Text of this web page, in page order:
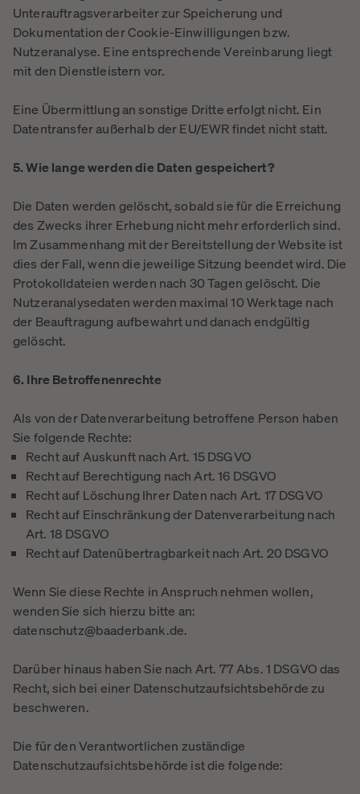
Unterauftragsverarbeiter zur Speicherung und
Dokumentation der Cookie-Einwilligungen bzw.
Nutzeranalyse. Eine entsprechende Vereinbarung liegt
mit den Dienstleistern vor.
Eine Übermittlung an sonstige Dritte erfolgt nicht. Ein
Datentransfer außerhalb der EU/EWR findet nicht statt.
5. Wie lange werden die Daten gespeichert?
Die Daten werden gelöscht, sobald sie für die Erreichung
des Zwecks ihrer Erhebung nicht mehr erforderlich sind.
Im Zusammenhang mit der Bereitstellung der Website ist
dies der Fall, wenn die jeweilige Sitzung beendet wird. Die
Protokolldateien werden nach 30 Tagen gelöscht. Die
Nutzeranalysedaten werden maximal 10 Werktage nach
der Beauftragung aufbewahrt und danach endgültig
gelöscht.
6. Ihre Betroffenenrechte
Als von der Datenverarbeitung betroffene Person haben
Sie folgende Rechte:
Recht auf Auskunft nach Art. 15 DSGVO
Recht auf Berechtigung nach Art. 16 DSGVO
Recht auf Löschung Ihrer Daten nach Art. 17 DSGVO
Recht auf Einschränkung der Datenverarbeitung nach
Art. 18 DSGVO
Recht auf Datenübertragbarkeit nach Art. 20 DSGVO
Wenn Sie diese Rechte in Anspruch nehmen wollen,
wenden Sie sich hierzu bitte an:
datenschutz@baaderbank.de.
Darüber hinaus haben Sie nach Art. 77 Abs. 1 DSGVO das
Recht, sich bei einer Datenschutzaufsichtsbehörde zu
beschweren.
Die für den Verantwortlichen zuständige
Datenschutzaufsichtsbehörde ist die folgende: